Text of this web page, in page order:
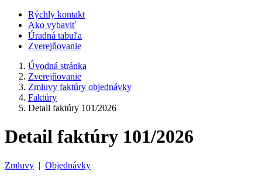
Rýchly kontakt
Ako vybaviť
Úradná tabuľa
Zverejňovanie
Úvodná stránka
Zverejňovanie
Zmluvy faktúry objednávky
Faktúry
Detail faktúry 101/2026
Detail faktúry 101/2026
Zmluvy | Objednávky